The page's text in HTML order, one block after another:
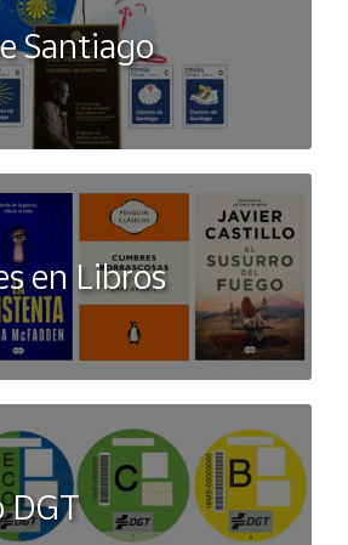
Santiago
en Libros